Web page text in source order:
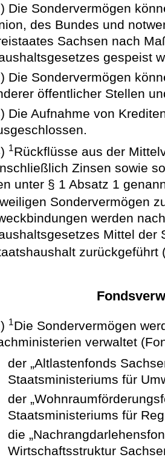
Die Sondervermögen
des Bundes und
Sachsen nach
gespeist
Die Sondervermögen
öffentlicher Stellen
Die Aufnahme von
1Rückflüsse aus der
Zinsen sowie
unter § 1 Absatz 1
Sondervermögen
werden
Mittel der
zurückgeführt
1Die Sondervermögen
verwaltet
der „Altlastenfonds
Staatsministeriums für
der
Staatsministeriums für
die
Wirtschaftsstruktur